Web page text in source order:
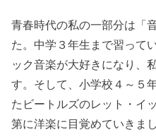
青春時代の私の一部分は「
た。中学３年生まで習って
ック音楽が大好きになり、
す。そして、小学校４～５
たビートルズのレット・イ
第に洋楽に目覚めていきまし